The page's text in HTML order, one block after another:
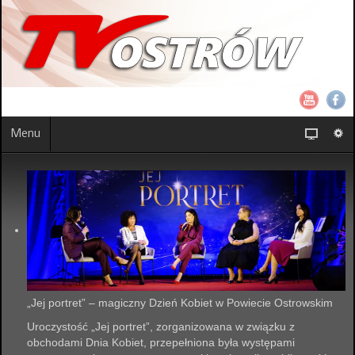
Menu
„Jej portret” – magiczny Dzień Kobiet w Powiecie Ostrowskim
Uroczystość „Jej portret”, zorganizowana w związku z
obchodami Dnia Kobiet, przepełniona była występami